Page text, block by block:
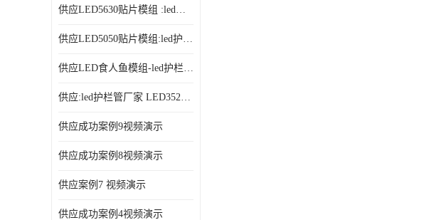
led点光源厂家
供应LED5630贴片模组 :led模组厂家913
供应LED5050贴片模组:led护栏管厂家 913
供应LED食人鱼模组-led护栏管厂家
供应:led护栏管厂家 LED3528贴片模组
供应成功案例9视频演示
供应成功案例8视频演示
供应案例7 视频演示
供应成功案例4视频演示